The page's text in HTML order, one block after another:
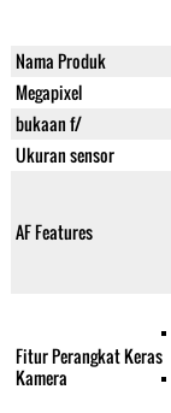
Nama Produk
Megapixel
bukaan f/
Ukuran sensor
AF Features
Fitur Perangkat Keras
Kamera